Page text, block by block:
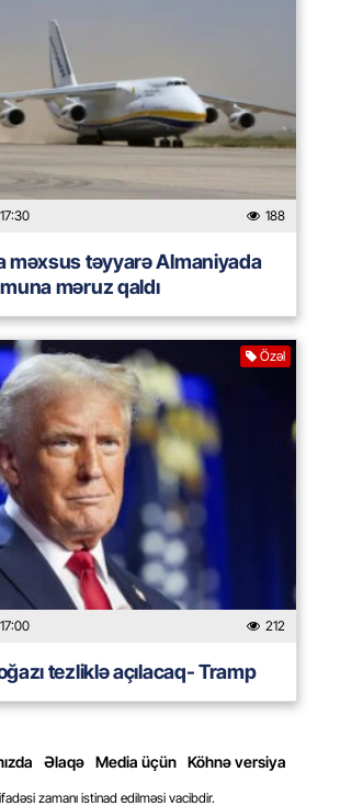
188
məxsus təyyarə Almaniyada
məruz qaldı
Özəl
212
tezliklə açılacaq- Tramp
Əlaqə Media üçün Köhnə versiya
zamanı istinad edilməsi vacibdir.